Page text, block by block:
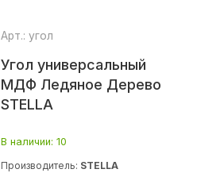
Угол универсальный
МДФ Ледяное Дерево
STELLA
Арт.: угол
В наличии: 10
Производитель: STELLA